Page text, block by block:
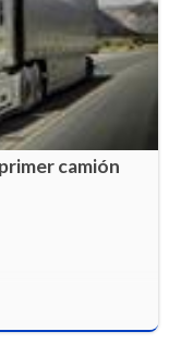
camión